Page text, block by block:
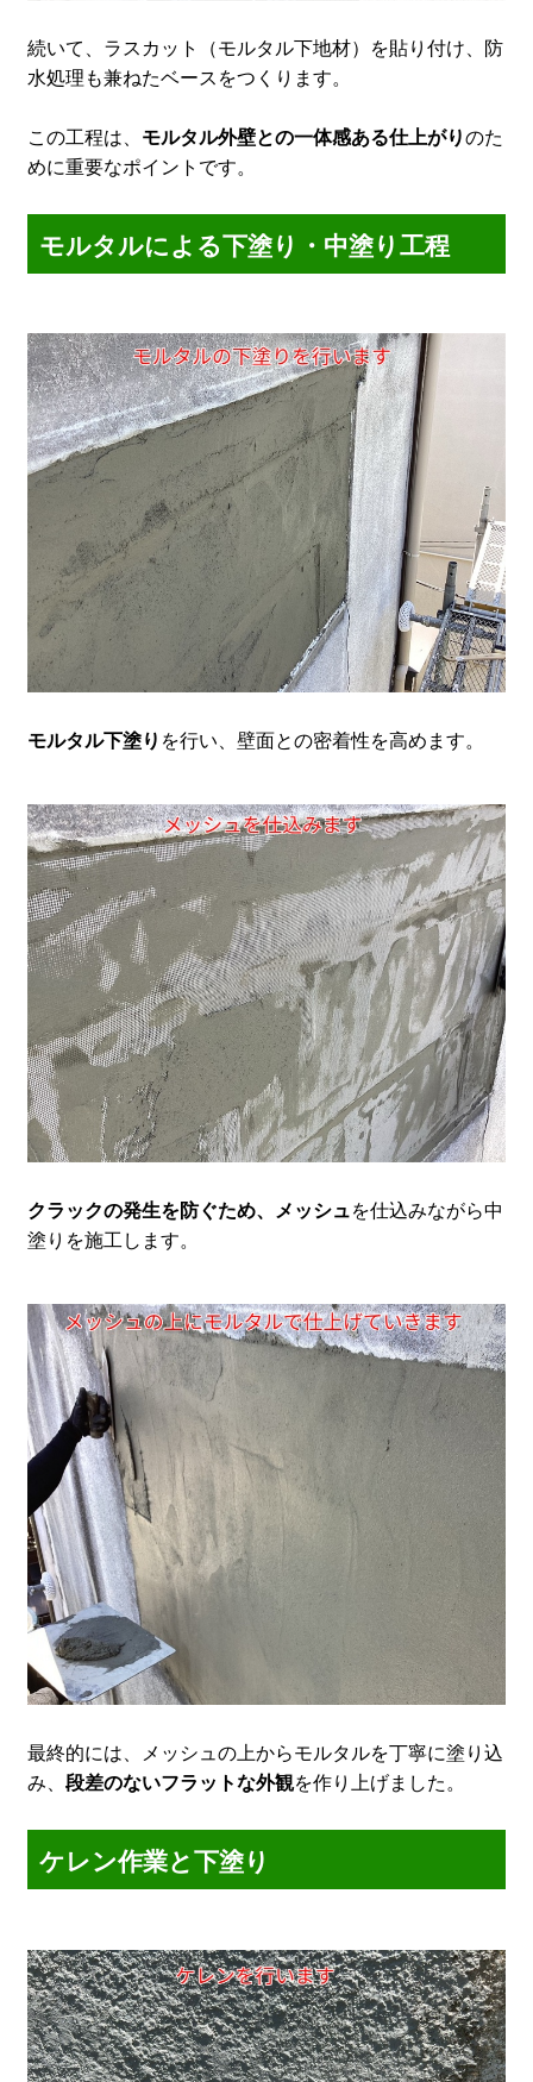
続いて、ラスカット（モルタル下地材）を貼り付け、防
水処理も兼ねたベースをつくります。
この工程は、 モルタル外壁との一体感ある仕上がりのた
めに重要なポイントです。
モルタルによる下塗り・中塗り工程
モルタル下塗り を行い、壁面との密着性を高めます。
クラックの発生を防ぐため、メッシュを仕込みながら中
塗りを施工します。
最終的には、メッシュの上からモルタルを丁寧に塗り込
み、 段差のないフラットな外観を作り上げました。
ケレン作業と下塗り